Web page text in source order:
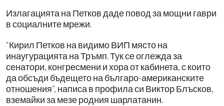
Излагацията на Петков даде повод за мощни гаври
в социалните мрежи.
“Кирил Петков на видимо ВИП място на
инаугурацията на Тръмп. Тук се оглежда за
сенатори, конгресмени и хора от кабинета, с които
да обсъди бъдещето на българо-американските
отношения”, написа в профила си Виктор Блъсков,
вземайки за мезе родния шарлатанин.